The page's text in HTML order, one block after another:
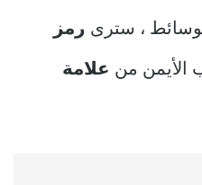
، سترى رمز
الأيمن من علامة